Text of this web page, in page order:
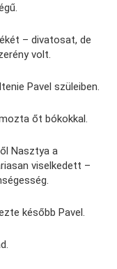
– divatosat, de
volt.
Pavel szüleiben.
őt bókokkal.
Nasztya a
viselkedett –
később Pavel.